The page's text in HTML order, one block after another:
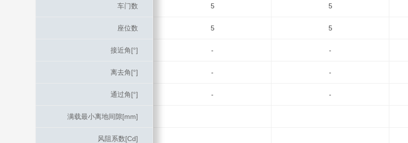
车门数 5 5
座位数 5 5
接近角[°] - -
离去角[°] - -
通过角[°] - -
满载最小离地间隙[mm]
风阻系数[Cd]
车门数
座位数
接近角[°]
离去角[°]
通过角[°]
满载最小离地间隙[mm]
风阻系数[Cd]